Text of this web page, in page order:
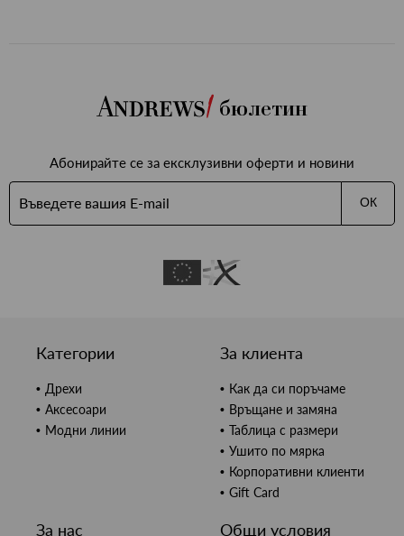
бюлетин
Абонирайте се за ексклузивни оферти и новини
ОК
Категории
Дрехи
Аксесоари
Модни линии
За клиента
Как да си поръчаме
Връщане и замяна
Таблица с размери
Ушито по мярка
Корпоративни клиенти
Gift Card
За нас Общи условия